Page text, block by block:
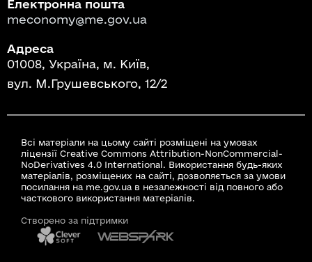
Електронна пошта
meconomy@me.gov.ua
Адреса
01008, Україна, м. Київ,
вул. М.Грушевського, 12/2
Всі матеріали на цьому сайті розміщені на умовах
ліцензії Creative Commons Attribution-NonCommercial-
NoDerivatives 4.0 International. Використання будь-яких
матеріалів, розміщених на сайті, дозволяється за умови
посилання на me.gov.ua в незалежності від повного або
часткового використання матеріалів.
Створено за підтримки